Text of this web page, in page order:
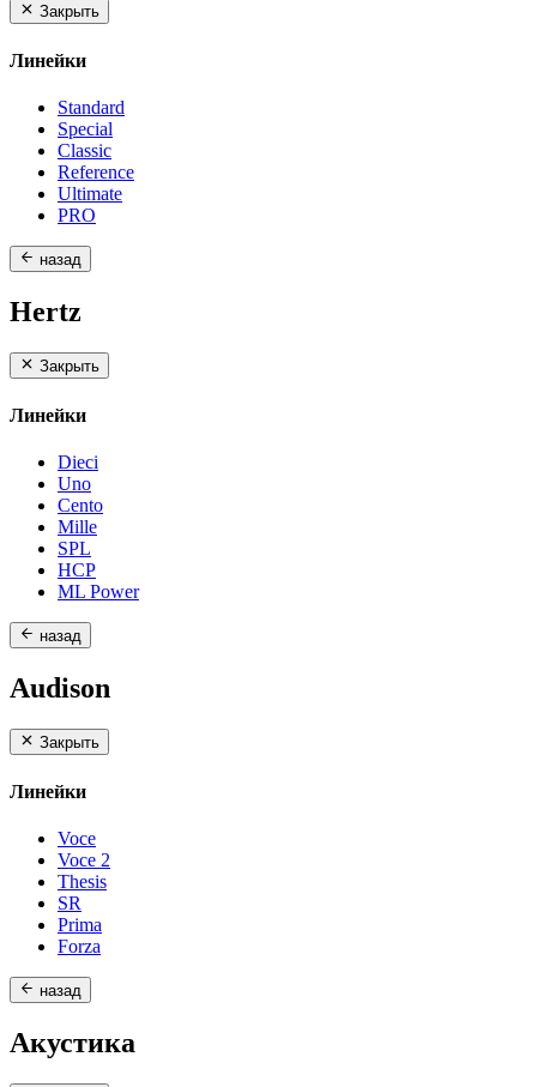
Закрыть
Линейки
Standard
Special
Classic
Reference
Ultimate
PRO
назад
Hertz
Закрыть
Линейки
Dieci
Uno
Cento
Mille
SPL
HCP
ML Power
назад
Audison
Закрыть
Линейки
Voce
Voce 2
Thesis
SR
Prima
Forza
назад
Акустика